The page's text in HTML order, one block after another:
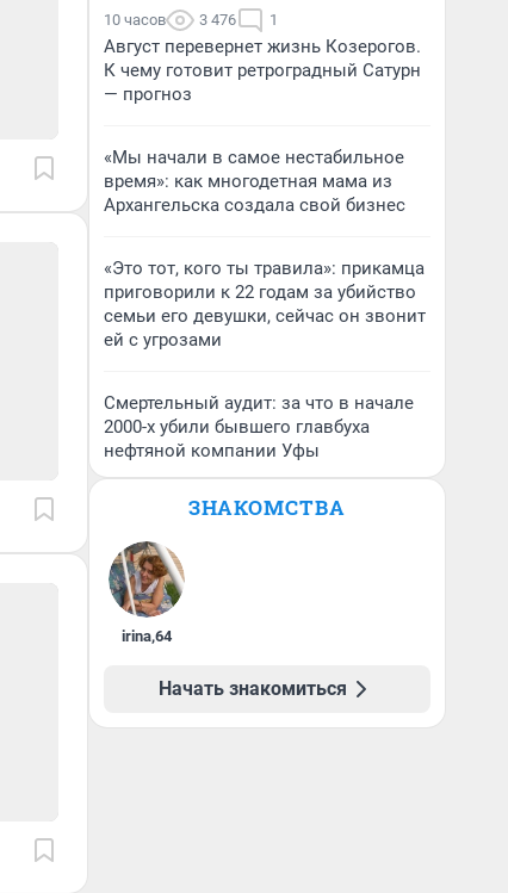
10 часов 3 476 1
Август перевернет жизнь Козерогов.
К чему готовит ретроградный Сатурн
— прогноз
«Мы начали в самое нестабильное
время»: как многодетная мама из
Архангельска создала свой бизнес
«Это тот, кого ты травила»: прикамца
приговорили к 22 годам за убийство
семьи его девушки, сейчас он звонит
ей с угрозами
Смертельный аудит: за что в начале
2000-х убили бывшего главбуха
нефтяной компании Уфы
ЗНАКОМСТВА
irina,64
Начать знакомиться